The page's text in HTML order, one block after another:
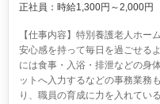
正社員：時給1,300円～2,000円
【仕事内容】特別養護老人ホー
安心感を持って毎日を過ごせる
には食事・入浴・排泄などの身
ットへ入力するなどの事務業務
り、職員の育成に力を入れてい